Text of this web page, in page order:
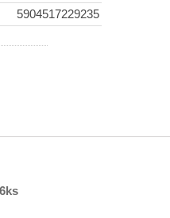
5904517229235